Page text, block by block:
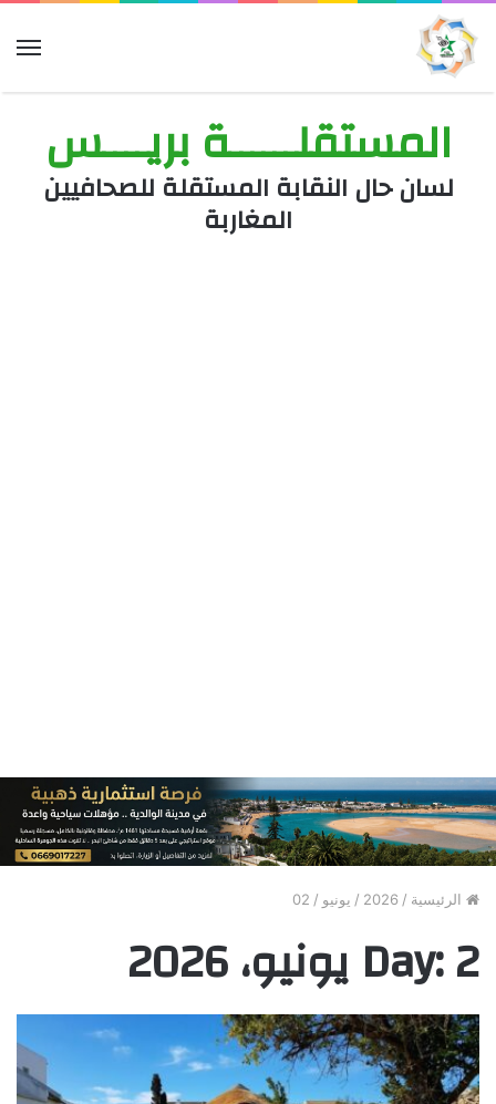
المستقلــــــة بريــــس
لسان حال النقابة المستقلة للصحافيين
المغاربة
الرئيسية /
2026
/ يونيو /
02
Day:2 يونيو، 2026